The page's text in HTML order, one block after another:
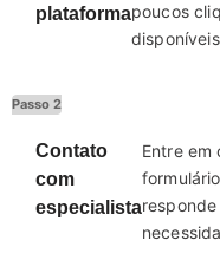
plataformapoucos
Passo 2
Contato
com
especialista
Entre em